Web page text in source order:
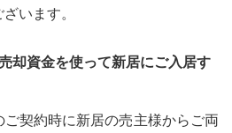
います。
却資金を使って新居にご入居す
契約時に新居の売主様からご両